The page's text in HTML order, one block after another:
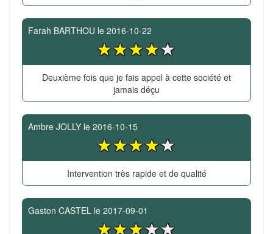
Farah BARTHOU le 2016-10-22
Deuxième fois que je fais appel à cette société et
jamais déçu
Ambre JOLLY le 2016-10-15
Intervention très rapide et de qualité
Gaston CASTEL le 2017-09-01